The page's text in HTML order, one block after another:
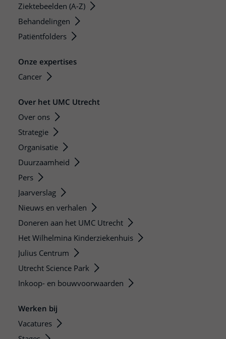
Ziektebeelden (A-Z)
Behandelingen
Patiëntfolders
Onze expertises
Cancer
Over het UMC Utrecht
Over ons
Strategie
Organisatie
Duurzaamheid
Pers
Jaarverslag
Nieuws en verhalen
Doneren aan het UMC Utrecht
Het Wilhelmina Kinderziekenhuis
Julius Centrum
Utrecht Science Park
Inkoop- en bouwvoorwaarden
Werken bij
Vacatures